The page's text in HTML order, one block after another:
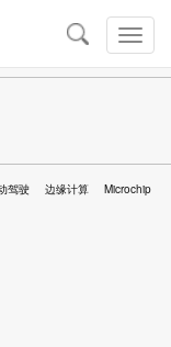
切
换
导
导
航
驾驶 边缘计算 Microchip